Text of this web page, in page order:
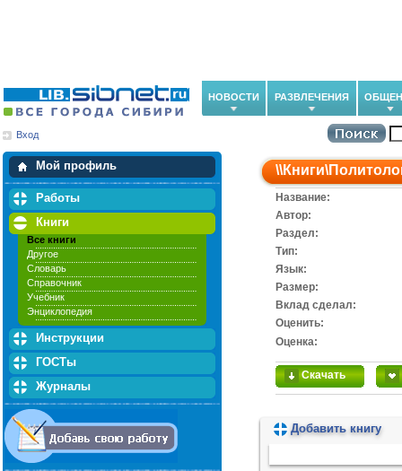
НОВОСТИ РАЗВЛЕЧЕНИЯ
Вход
Мой профиль
Мои закладки
Работы
Книги
Все книги
Другое
Словарь
Справочник
Учебник
Энциклопедия
Инструкции
ГОСТы
Журналы
\\Книги\
Название:
Автор:
Раздел:
Тип:
Язык:
Размер:
Вклад сделал:
Оценить:
Оценка:
Скачать
Добавить книгу